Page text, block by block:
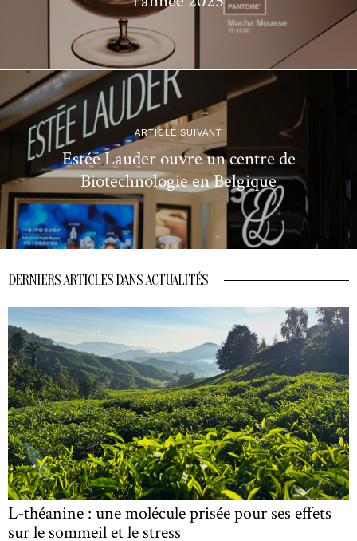
ARTICLE SUIVANT
Estée Lauder ouvre un centre de
Biotechnologie en Belgique
DERNIERS ARTICLES DANS ACTUALITÉS
L-théanine : une molécule prisée pour ses effets
sur le sommeil et le stress